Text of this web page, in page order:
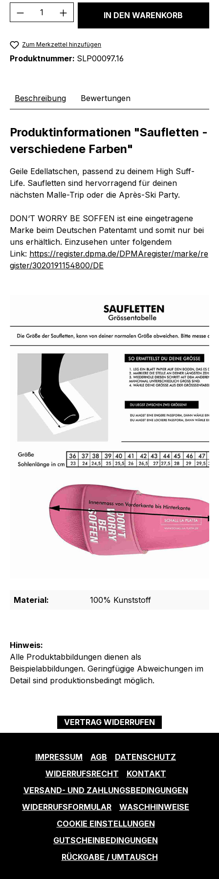
Hinweis:
Alle Produktabbildungen dienen als
Beispielabbildungen. Geringfügige Abweichungen im
Detail sind produktionsbedingt möglich.
Produkt Anzahl: Gib denIN DEN WARENKORB
Zum Merkzettel hinzufügen
Produktnummer: SLP00097.16
Beschreibung Bewertungen
Produktinformationen "Saufletten -
verschiedene Farben"
Geile Edellatschen, passend zu deinem High Suff-
Life. Saufletten sind hervorragend für deinen
nächsten Malle-Trip oder die Après-Ski Party.
DON‘T WORRY BE SOFFEN ist eine eingetragene
Marke beim Deutschen Patentamt und somit nur bei
uns erhältlich. Einzusehen unter folgendem
Link: https://register.dpma.de/DPMAregister/marke/re
gister/3020191154800/DE
Material: 100% Kunststoff
VERTRAG WIDERRUFEN
IMPRESSUM AGB
DATENSCHUTZ
WIDERRUFSRECHT
KONTAKT
VERSAND- UND ZAHLUNGSBEDINGUNGEN
WIDERRUFSFORMULAR
WASCHHINWEISE
COOKIE EINSTELLUNGEN
GUTSCHEINBEDINGUNGEN
RÜCKGABE / UMTAUSCH